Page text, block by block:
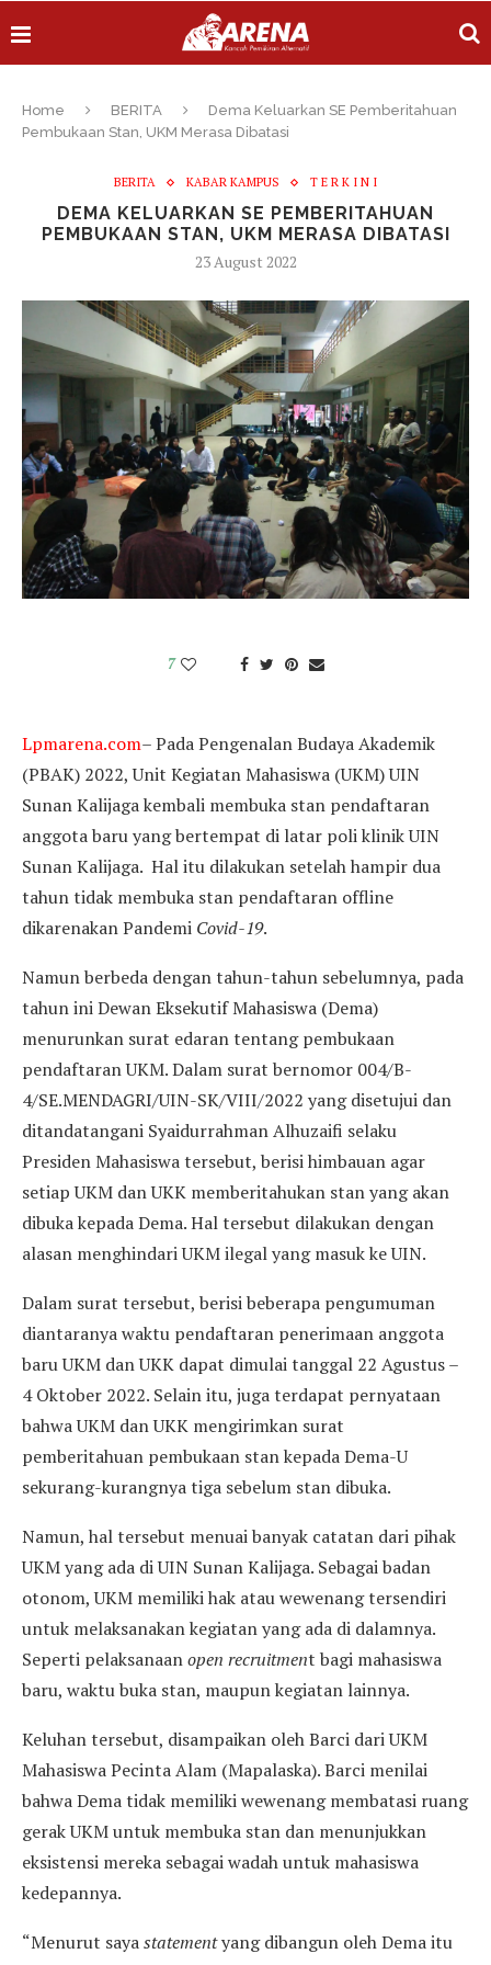
Home BERITA
Dema Keluarkan SE Pemberitahuan
Pembukaan Stan, UKM Merasa Dibatasi
BERITA KABAR KAMPUS T E R K I N I
DEMA KELUARKAN SE PEMBERITAHUAN
PEMBUKAAN STAN, UKM MERASA DIBATASI
23 August 2022
7
Lpmarena.com– Pada Pengenalan Budaya Akademik
(PBAK) 2022, Unit Kegiatan Mahasiswa (UKM) UIN
Sunan Kalijaga kembali membuka stan pendaftaran
anggota baru yang bertempat di latar poli klinik UIN
Sunan Kalijaga. Hal itu dilakukan setelah hampir dua
tahun tidak membuka stan pendaftaran offline
dikarenakan Pandemi Covid-19.
Namun berbeda dengan tahun-tahun sebelumnya, pada
tahun ini Dewan Eksekutif Mahasiswa (Dema)
menurunkan surat edaran tentang pembukaan
pendaftaran UKM. Dalam surat bernomor 004/B-
4/SE.MENDAGRI/UIN-SK/VIII/2022 yang disetujui dan
ditandatangani Syaidurrahman Alhuzaifi selaku
Presiden Mahasiswa tersebut, berisi himbauan agar
setiap UKM dan UKK memberitahukan stan yang akan
dibuka kepada Dema. Hal tersebut dilakukan dengan
alasan menghindari UKM ilegal yang masuk ke UIN.
Dalam surat tersebut, berisi beberapa pengumuman
diantaranya waktu pendaftaran penerimaan anggota
baru UKM dan UKK dapat dimulai tanggal 22 Agustus –
4 Oktober 2022. Selain itu, juga terdapat pernyataan
bahwa UKM dan UKK mengirimkan surat
pemberitahuan pembukaan stan kepada Dema-U
sekurang-kurangnya tiga sebelum stan dibuka.
Namun, hal tersebut menuai banyak catatan dari pihak
UKM yang ada di UIN Sunan Kalijaga. Sebagai badan
otonom, UKM memiliki hak atau wewenang tersendiri
untuk melaksanakan kegiatan yang ada di dalamnya.
Seperti pelaksanaanopen recruitment bagi mahasiswa
baru, waktu buka stan, maupun kegiatan lainnya.
Keluhan tersebut, disampaikan oleh Barci dari UKM
Mahasiswa Pecinta Alam (Mapalaska). Barci menilai
bahwa Dema tidak memiliki wewenang membatasi ruang
gerak UKM untuk membuka stan dan menunjukkan
eksistensi mereka sebagai wadah untuk mahasiswa
kedepannya.
“Menurut sayastatementyang dibangun oleh Dema itu